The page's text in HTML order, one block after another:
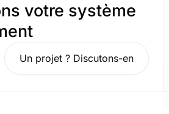
votre système
Un projet ? Discutons-en